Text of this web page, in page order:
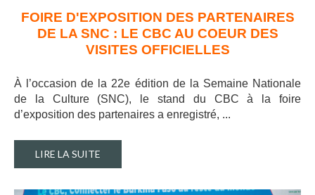
FOIRE D'EXPOSITION DES PARTENAIRES
DE LA SNC : LE CBC AU COEUR DES
VISITES OFFICIELLES
À l’occasion de la 22e édition de la Semaine Nationale
de la Culture (SNC), le stand du CBC à la foire
d’exposition des partenaires a enregistré, ...
LIRE LA SUITE